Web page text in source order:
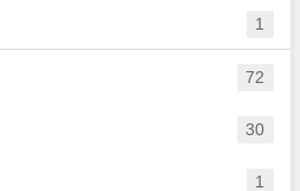
1
72
30
1